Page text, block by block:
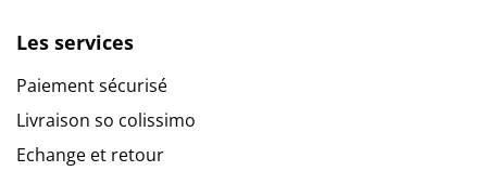
Les services
Paiement sécurisé
Livraison so colissimo
Echange et retour